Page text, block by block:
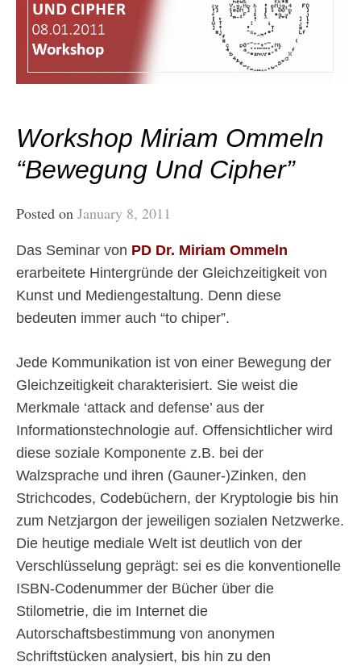
Workshop Miriam Ommeln
“Bewegung Und Cipher”
Posted on January 8, 2011
Das Seminar von PD Dr. Miriam Ommeln
erarbeitete Hintergründe der Gleichzeitigkeit von
Kunst und Mediengestaltung. Denn diese
bedeuten immer auch “to chiper”.
Jede Kommunikation ist von einer Bewegung der
Gleichzeitigkeit charakterisiert. Sie weist die
Merkmale ‘attack and defense’ aus der
Informationstechnologie auf. Offensichtlicher wird
diese soziale Komponente z.B. bei der
Walzsprache und ihren (Gauner-)Zinken, den
Strichcodes, Codebüchern, der Kryptologie bis hin
zum Netzjargon der jeweiligen sozialen Netzwerke.
Die heutige mediale Welt ist deutlich von der
Verschlüsselung geprägt: sei es die konventionelle
ISBN-Codenummer der Bücher über die
Stilometrie, die im Internet die
Autorschaftsbestimmung von anonymen
Schriftstücken analysiert, bis hin zu den